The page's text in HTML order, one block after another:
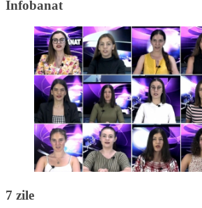
Infobanat
7 zile